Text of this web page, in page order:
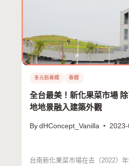
多元新專欄 專欄
全台最美！新化果菜市場
地地景融入建築外觀
By dHConcept_Vanilla
台南新化果菜市場在去（2022）